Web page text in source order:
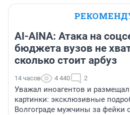
AI-AINA: Атака на
бюджета вузов не
сколько стоит арбуз
14 часов 4 440 2
Уважал иноагентов и
картинки: эксклюзивные
Волгограде мужчины за фейки